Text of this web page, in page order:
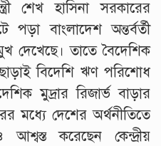
শেখ হাসিনা সরকারের
বাংলাদেশ অন্তর্বর্তী
তাতে বৈদেশিক
ছাড়াই বিদেশি ঋণ পরিশোধ
মুদ্রার রিজার্ভ বাড়ার
মধ্যে দেশের অর্থনীতিতে
আশ্বস্ত করেছেন কেন্দ্রীয়